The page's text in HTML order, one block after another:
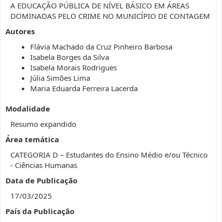
A EDUCAÇÃO PÚBLICA DE NÍVEL BÁSICO EM ÁREAS
DOMINADAS PELO CRIME NO MUNICÍPIO DE CONTAGEM
Autores
Flávia Machado da Cruz Pinheiro Barbosa
Isabela Borges da Silva
Isabela Morais Rodrigues
Júlia Simões Lima
Maria Eduarda Ferreira Lacerda
Modalidade
Resumo expandido
Área temática
CATEGORIA D – Estudantes do Ensino Médio e/ou Técnico
- Ciências Humanas
Data de Publicação
17/03/2025
País da Publicação